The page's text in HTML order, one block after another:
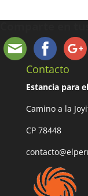
Contacto
Estancia para
Camino a la
CP 78448